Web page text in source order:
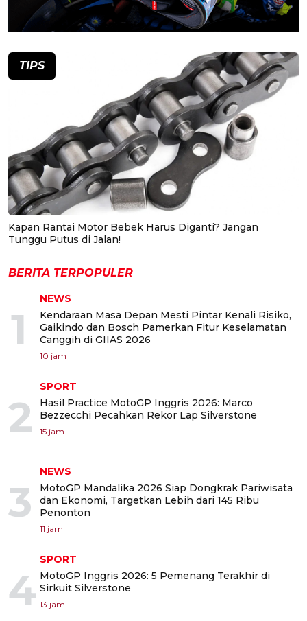
TIPS
Kapan Rantai Motor Bebek Harus Diganti? Jangan
Tunggu Putus di Jalan!
BERITA TERPOPULER
1
NEWS
Kendaraan Masa Depan Mesti Pintar Kenali Risiko,
Gaikindo dan Bosch Pamerkan Fitur Keselamatan
Canggih di GIIAS 2026
10 jam
2
SPORT
Hasil Practice MotoGP Inggris 2026: Marco
Bezzecchi Pecahkan Rekor Lap Silverstone
15 jam
3
NEWS
MotoGP Mandalika 2026 Siap Dongkrak Pariwisata
dan Ekonomi, Targetkan Lebih dari 145 Ribu
Penonton
11 jam
4
SPORT
MotoGP Inggris 2026: 5 Pemenang Terakhir di
Sirkuit Silverstone
13 jam